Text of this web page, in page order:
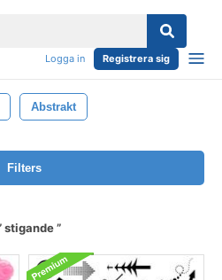
Logga in Registrera sig
Abstrakt
Filters
stigande